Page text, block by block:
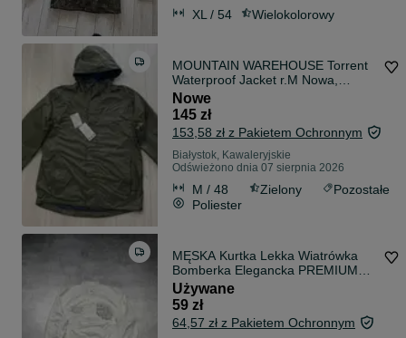
XL / 54 Wielokolorowy
MOUNTAIN WAREHOUSE Torrent
Waterproof Jacket r.M Nowa,
oryginalna nieprzemakalna kurtka
męska
Nowe
145 zł
153,58 zł z Pakietem Ochronnym
Białystok, Kawaleryjskie
Odświeżono dnia 07 sierpnia 2026
M / 48 Zielony
Pozostałe
Poliester
MĘSKA Kurtka Lekka Wiatrówka
Bomberka Elegancka PREMIUM
Zara DNWR Logo
Używane
59 zł
64,57 zł z Pakietem Ochronnym